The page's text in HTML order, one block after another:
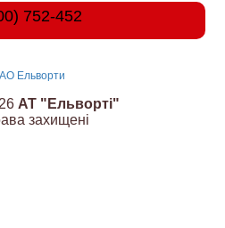
752-452
АТ "Ельворті"
захищені